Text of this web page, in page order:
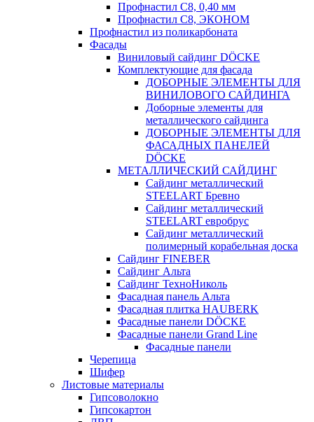
Профнастил С8, 0,40 мм
Профнастил С8, ЭКОНОМ
Профнастил из поликарбоната
Фасады
Виниловый сайдинг DÖCKE
Комплектующие для фасада
ДОБОРНЫЕ ЭЛЕМЕНТЫ ДЛЯ
ВИНИЛОВОГО САЙДИНГА
Доборные элементы для
металлического сайдинга
ДОБОРНЫЕ ЭЛЕМЕНТЫ ДЛЯ
ФАСАДНЫХ ПАНЕЛЕЙ
DÖCKE
МЕТАЛЛИЧЕСКИЙ САЙДИНГ
Сайдинг металлический
STEELART Бревно
Сайдинг металлический
STEELART евробрус
Сайдинг металлический
полимерный корабельная доска
Сайдинг FINEBER
Сайдинг Альта
Сайдинг ТехноНиколь
Фасадная панель Альта
Фасадная плитка HAUBERK
Фасадные панели DÖCKE
Фасадные панели Grand Line
Фасадные панели
Черепица
Шифер
Листовые материалы
Гипсоволокно
Гипсокартон